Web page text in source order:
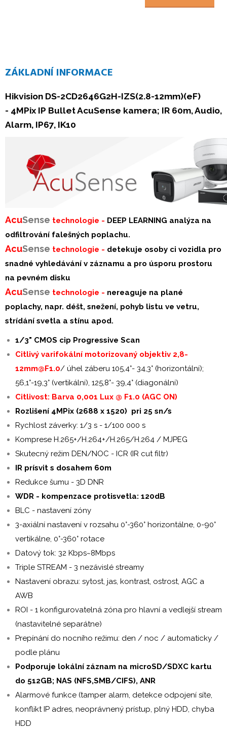
ZÁKLADNÍ INFORMACE
Hikvision DS-2CD2646G2H-IZS(2.8-12mm)(eF)
- 4MPix IP Bullet AcuSense kamera; IR 60m, Audio,
Alarm, IP67, IK10
AcuSense technologie - DEEP LEARNING analýza na
odfiltrování falešných poplachu.
AcuSense technologie - detekuje osoby ci vozidla pro
snadné vyhledávání v záznamu a pro úsporu prostoru
na pevném disku
AcuSense technologie - nereaguje na plané
poplachy, napr. déšt, snežení, pohyb listu ve vetru,
strídání svetla a stínu apod.
1/3" CMOS cip Progressive Scan
Citlivý varifokální motorizovaný objektiv 2,8-
12mm@F1.0/ úhel záberu 105,4°- 34,3° (horizontální);
56,1°-19,3° (vertikální), 125,8°- 39,4° (diagonální)
Citlivost: Barva 0,001 Lux @ F1.0 (AGC ON)
Rozlišení 4MPix (2688 x 1520) pri 25 sn/s
Rychlost záverky: 1/3 s - 1/100 000 s
Komprese H.265+/H.264+/H.265/H.264 / MJPEG
Skutecný režim DEN/NOC - ICR (IR cut filtr)
IR prísvit s dosahem 60m
Redukce šumu - 3D DNR
WDR - kompenzace protisvetla: 120dB
BLC - nastavení zóny
3-axiální nastavení v rozsahu 0°-360° horizontálne, 0-90°
vertikálne, 0°-360° rotace
Datový tok: 32 Kbps~8Mbps
Triple STREAM - 3 nezávislé streamy
Nastavení obrazu: sytost, jas, kontrast, ostrost, AGC a
AWB
ROI - 1 konfigurovatelná zóna pro hlavní a vedlejší stream
(nastavitelné separátne)
Prepínání do nocního režimu: den / noc / automaticky /
podle plánu
Podporuje lokální záznam na microSD/SDXC kartu
do 512GB; NAS (NFS,SMB/CIFS), ANR
Alarmové funkce (tamper alarm, detekce odpojení síte,
konflikt IP adres, neoprávnený prístup, plný HDD, chyba
HDD